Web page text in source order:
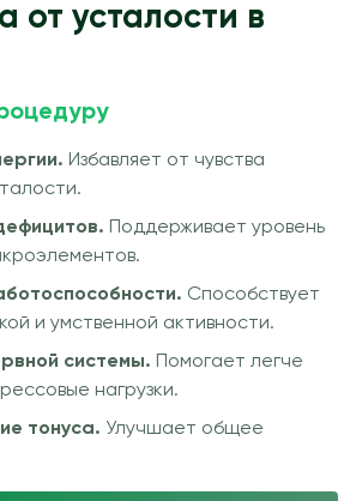
от усталости в
Избавляет от чувства
Поддерживает уровень
Способствует
и умственной активности.
системы. Помогает легче
нагрузки.
тонуса. Улучшает общее